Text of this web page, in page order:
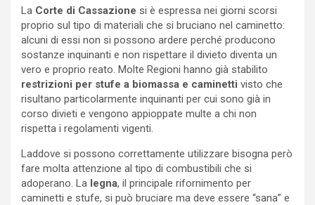
La Corte di Cassazione si è espressa nei giorni scorsi
proprio sul tipo di materiali che si bruciano nel caminetto:
alcuni di essi non si possono ardere perché producono
sostanze inquinanti e non rispettare il divieto diventa un
vero e proprio reato. Molte Regioni hanno già stabilito
restrizioni per stufe a biomassa e caminetti visto che
risultano particolarmente inquinanti per cui sono già in
corso divieti e vengono appioppate multe a chi non
rispetta i regolamenti vigenti.
Laddove si possono correttamente utilizzare bisogna però
fare molta attenzione al tipo di combustibili che si
adoperano. La legna, il principale rifornimento per
caminetti e stufe, si può bruciare ma deve essere “sana” e